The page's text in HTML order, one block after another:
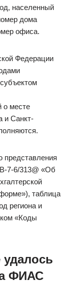
населенный
дома
офиса.
Федерации
о месте
и Санкт-
представления
7-6/313@ «Об
таблица
региона и
«Коды
ФИАС